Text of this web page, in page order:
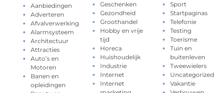
Aanbiedingen
Adverteren
Afvalverwerking
Alarmsysteem
Architectuur
Attracties
Auto’s en
Motoren
Banen en
opleidingen
Geschenken
Gezondheid
Groothandel
Hobby en vrije
tijd
Horeca
Huishoudelijk
Industrie
Internet
Internet
Sport
Startpaginas
Telefonie
Testing
Toerisme
Tuin en
buitenleven
Tweewielers
Uncategorized
Vakantie